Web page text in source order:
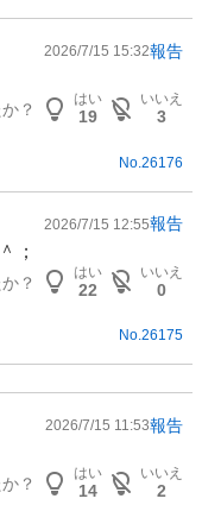
2026/7/15 15:32報告
？
はい
19
いいえ
3
No. 26176
2026/7/15 12:55報告
；
？
はい
22
いいえ
0
No.26175
2026/7/15 11:53報告
？
はい
14
いいえ
2